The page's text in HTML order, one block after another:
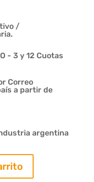
/
- 3 y 12 Cuotas
Correo
a partir de
argentina